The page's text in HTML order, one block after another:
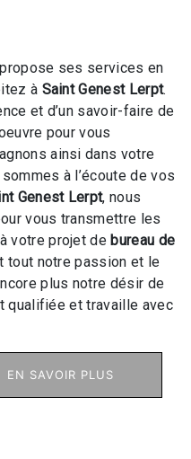
ses services en
à Saint Genest Lerpt.
et d’un savoir-faire de
pour vous
ainsi dans votre
à l’écoute de vos
Genest Lerpt, nous
vous transmettre les
votre projet de bureau de
tout notre passion et le
plus notre désir de
qualifiée et travaille avec
EN SAVOIR PLUS